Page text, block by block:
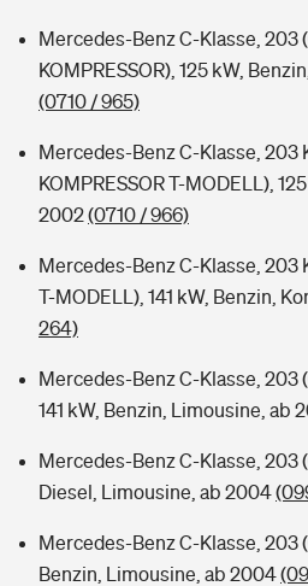
Mercedes-Benz C-Klasse, 203
KOMPRESSOR), 125 kW,
(0710 / 965)
Mercedes-Benz C-Klasse, 203
KOMPRESSOR T-MODELL),
2002(0710 / 966)
Mercedes-Benz C-Klasse, 203
T-MODELL), 141 kW, Benzin,
264)
Mercedes-Benz C-Klasse, 203
141 kW, Benzin, Limousine, ab
Mercedes-Benz C-Klasse, 203
Diesel, Limousine, ab 2004
Mercedes-Benz C-Klasse, 203
Benzin, Limousine, ab 2004